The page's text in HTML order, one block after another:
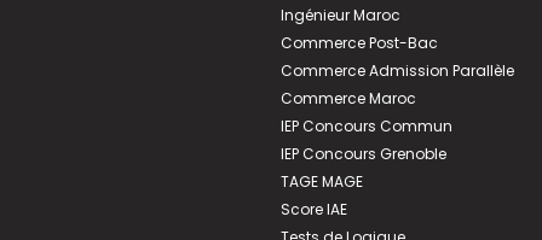
Ingénieur Maroc
Commerce Post-Bac
Commerce Admission Parallèle
Commerce Maroc
IEP Concours Commun
IEP Concours Grenoble
TAGE MAGE
Score IAE